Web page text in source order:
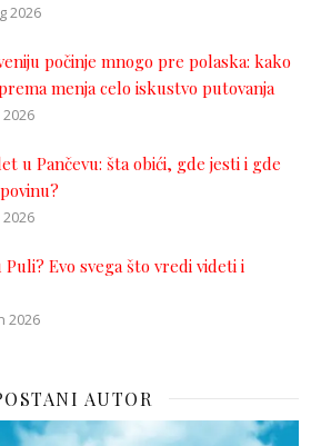
2026
počinje mnogo pre polaska: kako
menja celo iskustvo putovanja
u Pančevu: šta obići, gde jesti i gde
2026
Evo svega što vredi videti i
2026
AUTOR